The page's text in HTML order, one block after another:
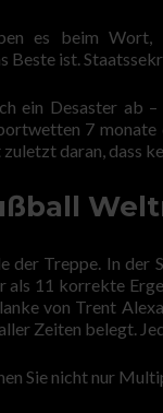
es beim
Beste ist.
ein Desaster ab
7
daran, dass
der Treppe. In
als 11 korrekte
von Trent
Zeiten belegt.
Sie nicht nur